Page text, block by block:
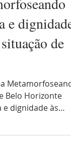
dignidade
de
Belo Horizonte